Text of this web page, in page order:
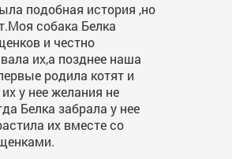
подобная история ,но
собака Белка
и честно
их,а позднее наша
родила котят и
у нее желания не
Белка забрала у нее
их вместе со